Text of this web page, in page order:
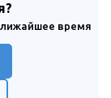
время